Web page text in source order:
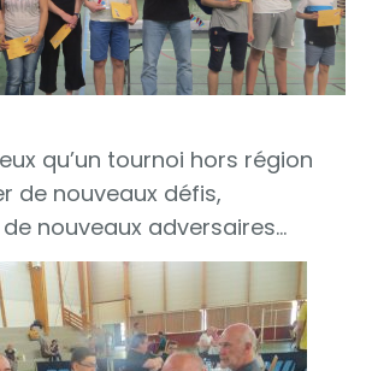
qu’un tournoi hors région
de nouveaux défis,
nouveaux adversaires…